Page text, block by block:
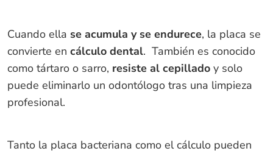
Cuando ella se acumula y se endurece, la placa se
convierte en cálculo dental. También es conocido
como tártaro o sarro, resiste al cepillado y solo
puede eliminarlo un odontólogo tras una limpieza
profesional.
Tanto la placa bacteriana como el cálculo pueden